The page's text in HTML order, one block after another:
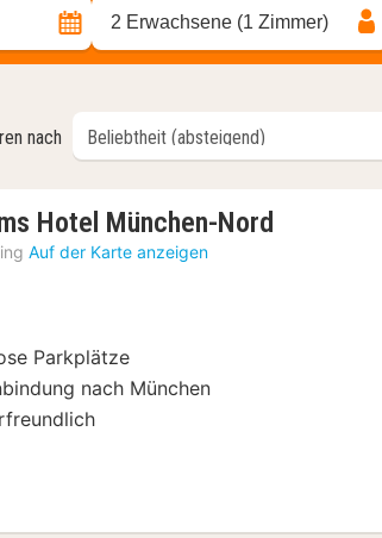
2 Erwachsene (1 Zimmer)
nach
Hotel München-Nord
Auf der Karte anzeigen
Parkplätze
nach München